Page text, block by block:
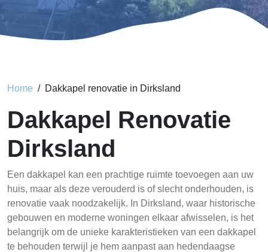
Home Dakkapel renovatie in Dirksland
Dakkapel Renovatie
Dirksland
Een dakkapel kan een prachtige ruimte toevoegen aan uw
huis, maar als deze verouderd is of slecht onderhouden, is
renovatie vaak noodzakelijk. In Dirksland, waar historische
gebouwen en moderne woningen elkaar afwisselen, is het
belangrijk om de unieke karakteristieken van een dakkapel
te behouden terwijl je hem aanpast aan hedendaagse